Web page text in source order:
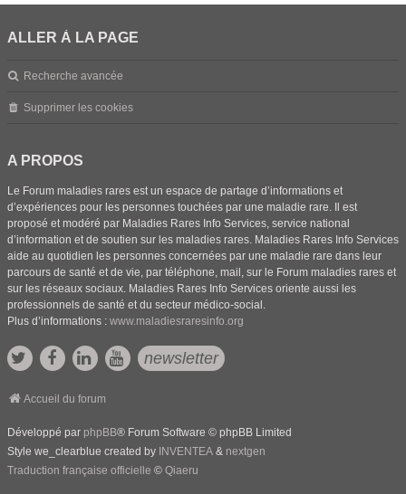
ALLER À LA PAGE
Recherche avancée
Supprimer les cookies
A PROPOS
Le Forum maladies rares est un espace de partage d’informations et
d’expériences pour les personnes touchées par une maladie rare. Il est
proposé et modéré par Maladies Rares Info Services, service national
d’information et de soutien sur les maladies rares. Maladies Rares Info Services
aide au quotidien les personnes concernées par une maladie rare dans leur
parcours de santé et de vie, par téléphone, mail, sur le Forum maladies rares et
sur les réseaux sociaux. Maladies Rares Info Services oriente aussi les
professionnels de santé et du secteur médico-social.
Plus d’informations : www.maladiesraresinfo.org
newsletter
Accueil du forum
Développé par phpBB® Forum Software © phpBB Limited
Style we_clearblue created by INVENTEA & nextgen
Traduction française officielle © Qiaeru